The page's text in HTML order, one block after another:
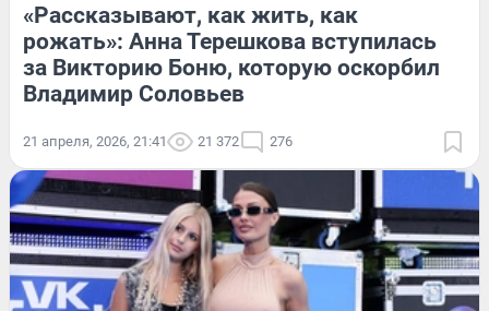
«Рассказывают, как жить, как
рожать»: Анна Терешкова вступилась
за Викторию Боню, которую оскорбил
Владимир Соловьев
21 апреля, 2026, 21:41 21 372 276